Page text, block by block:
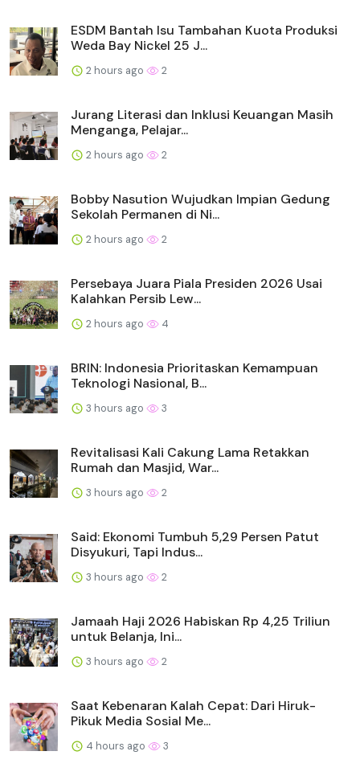
ESDM Bantah Isu Tambahan Kuota Produksi
Weda Bay Nickel 25 J...
2 hours ago 2
Jurang Literasi dan Inklusi Keuangan Masih
Menganga, Pelajar...
2 hours ago 2
Bobby Nasution Wujudkan Impian Gedung
Sekolah Permanen di Ni...
2 hours ago 2
Persebaya Juara Piala Presiden 2026 Usai
Kalahkan Persib Lew...
2 hours ago 4
BRIN: Indonesia Prioritaskan Kemampuan
Teknologi Nasional, B...
3 hours ago 3
Revitalisasi Kali Cakung Lama Retakkan
Rumah dan Masjid, War...
3 hours ago 2
Said: Ekonomi Tumbuh 5,29 Persen Patut
Disyukuri, Tapi Indus...
3 hours ago 2
Jamaah Haji 2026 Habiskan Rp 4,25 Triliun
untuk Belanja, Ini...
3 hours ago 2
Saat Kebenaran Kalah Cepat: Dari Hiruk-
Pikuk Media Sosial Me...
4 hours ago 3